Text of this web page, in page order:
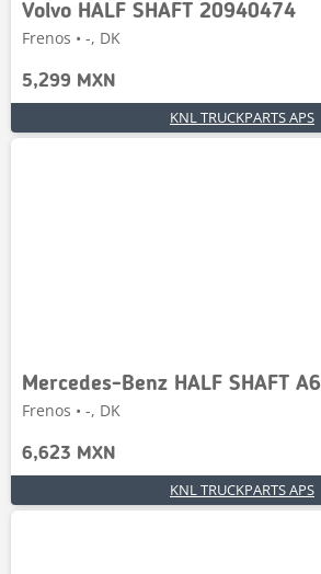
Volvo HALF SHAFT 20940474
Frenos • -, DK
5,299 MXN
KNL TRUCKPARTS APS
Mercedes-Benz HALF SHAFT
Frenos • -, DK
6,623 MXN
KNL TRUCKPARTS APS